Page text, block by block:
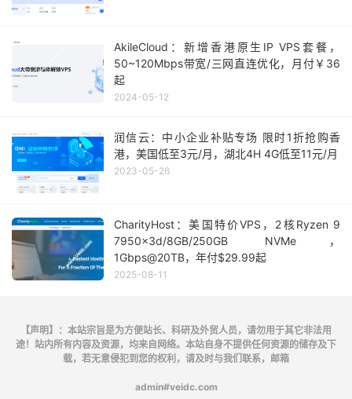
AkileCloud：新增香港原生IP VPS套餐，
50~120Mbps带宽/三网直连优化，月付￥36
起
2024-05-12
润信云：中小企业补贴专场 限时1折抢购香
港，美国低至3元/月，湖北4H 4G低至11元/月
2023-05-26
CharityHost：美国特价VPS，2核Ryzen 9
7950x3d/8GB/250GB NVMe，
1Gbps@20TB，年付$29.99起
2025-08-11
【声明】：本站宗旨是为方便站长、科研及外贸人员，请勿用于其它非法用
途！站内所有内容及资源，均来自网络。本站自身不提供任何资源的储存及下
载，若无意侵犯到您的权利，请及时与我们联系，邮箱
admin#veidc.com